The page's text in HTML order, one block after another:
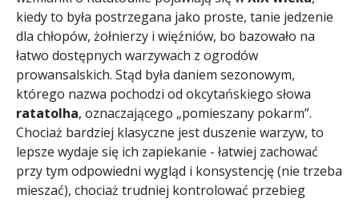
kiedy to była postrzegana jako proste, tanie jedzenie
dla chłopów, żołnierzy i więźniów, bo bazowało na
łatwo dostępnych warzywach z ogrodów
prowansalskich. Stąd była daniem sezonowym,
którego nazwa pochodzi od okcytańskiego słowa
ratatolha, oznaczającego „pomieszany pokarm”.
Chociaż bardziej klasyczne jest duszenie warzyw, to
lepsze wydaje się ich zapiekanie - łatwiej zachować
przy tym odpowiedni wygląd i konsystencję (nie trzeba
mieszać), chociaż trudniej kontrolować przebieg